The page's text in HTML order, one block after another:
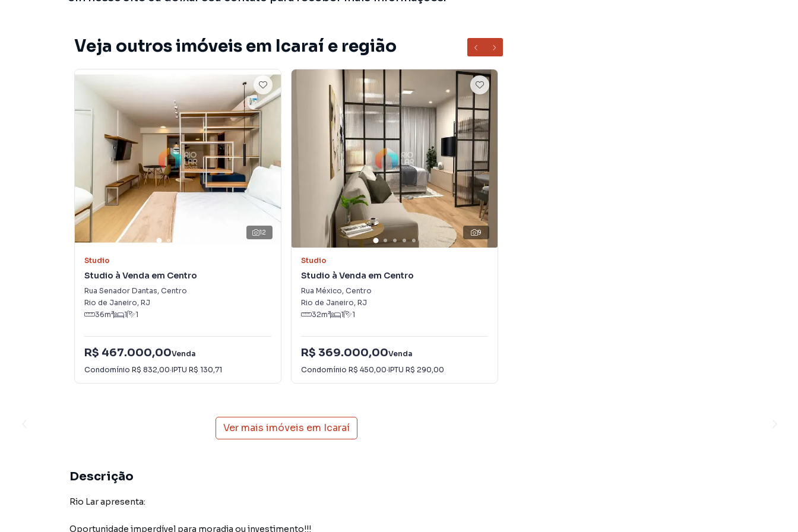
Veja outros imóveis em Icaraí e região
12
Studio
Studio à Venda em Centro
Rua Senador Dantas, Centro
Rio de Janeiro, RJ
36m² 1 1
R$ 467.000,00Venda
Condomínio R$ 832,00·IPTU R$ 130,71
9
Studio
Studio à Venda em Centro
Rua México, Centro
Rio de Janeiro, RJ
32m² 1 1
R$ 369.000,00Venda
Condomínio R$ 450,00·IPTU R$ 290,00
Ver mais imóveis em Icaraí
Descrição
Rio Lar apresenta:
Oportunidade imperdível para moradia ou investimento!!!